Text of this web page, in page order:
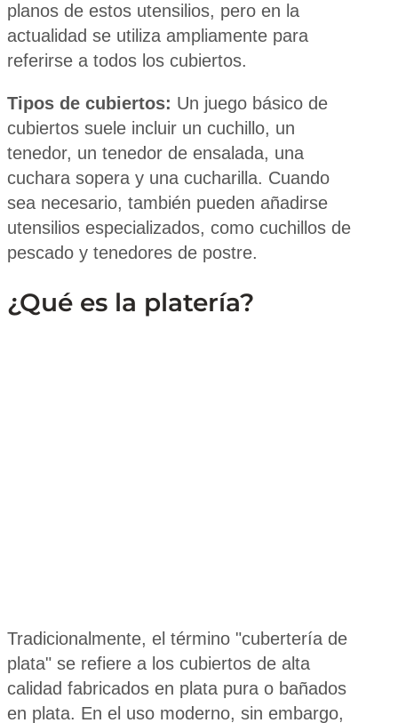
planos de estos utensilios, pero en la
actualidad se utiliza ampliamente para
referirse a todos los cubiertos.
Tipos de cubiertos: Un juego básico de
cubiertos suele incluir un cuchillo, un
tenedor, un tenedor de ensalada, una
cuchara sopera y una cucharilla. Cuando
sea necesario, también pueden añadirse
utensilios especializados, como cuchillos de
pescado y tenedores de postre.
¿Qué es la platería?
Tradicionalmente, el término "cubertería de
plata" se refiere a los cubiertos de alta
calidad fabricados en plata pura o bañados
en plata. En el uso moderno, sin embargo,